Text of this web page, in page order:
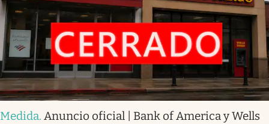
Medida. Anuncio oficial | Bank of America y Wells